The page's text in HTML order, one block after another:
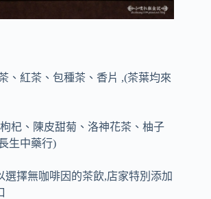
、紅茶、包種茶、香片 ,(茶葉均來
杞、陳皮甜菊、洛神花茶、柚子
生中藥行)
選擇無咖啡因的茶飲,店家特別添加